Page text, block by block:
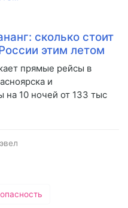
сколько стоит
этим летом
прямые рейсы в
и
на 10 ночей от 133 тыс